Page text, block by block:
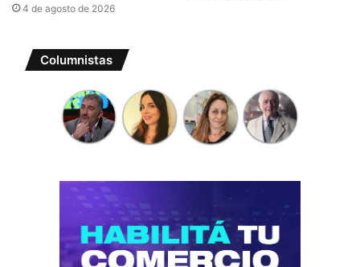
4 de agosto de 2026
Columnistas